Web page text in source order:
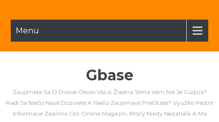
Menu
Gbase
Zaujímate Sa O Dianie Okolo Vás A Žiadna Téma Vám Nie Je Cudzia?
Radi Sa Niečo Nové Dozviete A Niečo Zaujímavé Prečítate? Využite Pestré
Informácie Zdarma Cez Online Magazín, Ktorý Nikdy Nezaháľa A Má